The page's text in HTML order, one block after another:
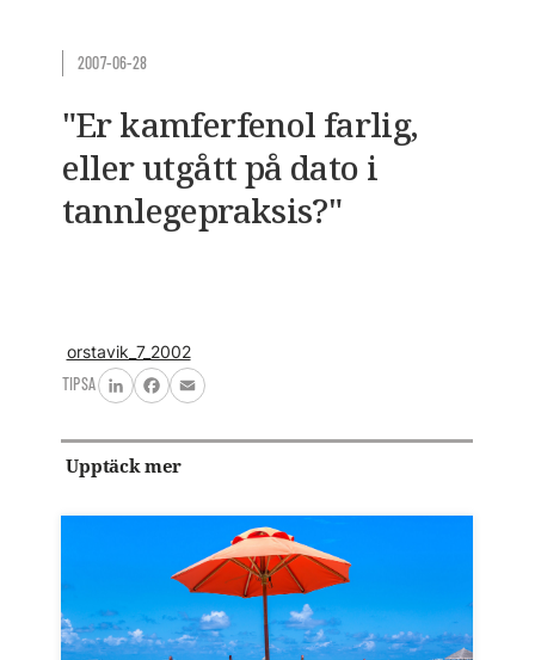
2007-06-28
"Er kamferfenol farlig,
eller utgått på dato i
tannlegepraksis?"
orstavik_7_2002
TIPSA
LinkedInFacebook
Email
Upptäck mer